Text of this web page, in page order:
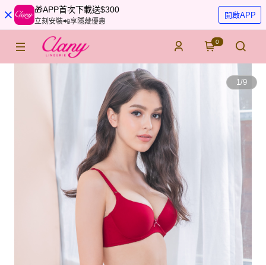
🎁APP首次下載送$300
立刻安裝📲享隱藏優惠
開啟APP
0
1/9